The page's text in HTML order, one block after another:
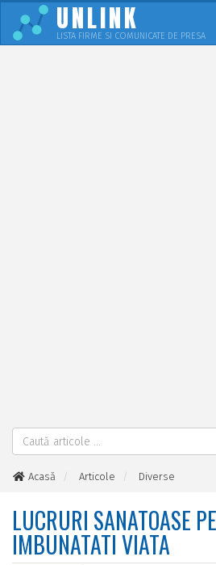
UNLINK
LISTA FIRME SI COMUNICATE DE PRESA
Acasă Articole
Diverse
LUCRURI SANATOASE
IMBUNATATI VIATA